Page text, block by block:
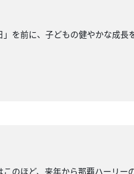
を前に、子どもの健やかな成長
のほど、来年から那覇ハーリー